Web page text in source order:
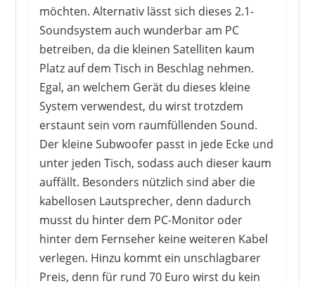
AWOL VISION
999,00 €*
möchten. Alternativ lässt sich dieses 2.1-
Soundsystem auch wunderbar am PC
betreiben, da die kleinen Satelliten kaum
Platz auf dem Tisch in Beschlag nehmen.
Egal, an welchem Gerät du dieses kleine
System verwendest, du wirst trotzdem
erstaunt sein vom raumfüllenden Sound.
Der kleine Subwoofer passt in jede Ecke und
unter jeden Tisch, sodass auch dieser kaum
auffällt. Besonders nützlich sind aber die
kabellosen Lautsprecher, denn dadurch
musst du hinter dem PC-Monitor oder
hinter dem Fernseher keine weiteren Kabel
verlegen. Hinzu kommt ein unschlagbarer
Preis, denn für rund 70 Euro wirst du kein